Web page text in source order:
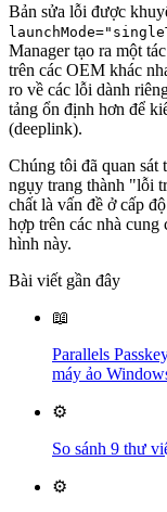
Bản sửa lỗi được
Manager tạo ra một
trên các OEM khác
ro về các lỗi dành
tảng ổn định hơn để
(deeplink).
Chúng tôi đã quan
ngụy trang thành "lỗi
chất là vấn đề ở cấp
hợp trên các nhà cung
hình này.
Bài viết gần đây
📖
Parallels
máy ảo
⚙️
So sánh 9 thư
⚙️